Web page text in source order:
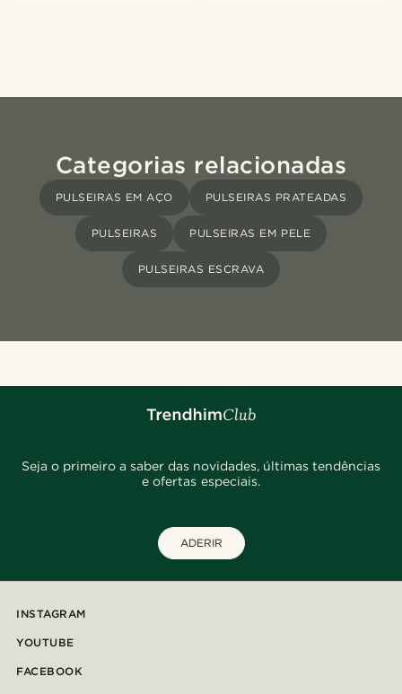
Categorias relacionadas
PULSEIRAS EM AÇO PULSEIRAS PRATEADAS
PULSEIRAS PULSEIRAS EM PELE
PULSEIRAS ESCRAVA
Seja o primeiro a saber das novidades, últimas tendências
e ofertas especiais.
ADERIR
INSTAGRAM
YOUTUBE
FACEBOOK